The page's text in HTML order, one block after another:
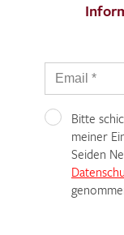
Bitte
meiner
Seiden